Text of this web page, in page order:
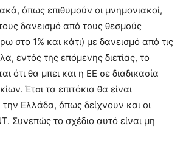
όπως επιθυμούν οι μνημονιακοί,
δανεισμό από τους θεσμούς
στο 1% και κάτι) με δανεισμό από τις
εντός της επόμενης διετίας, το
ότι θα μπει και η ΕΕ σε διαδικασία
Έτσι τα επιτόκια θα είναι
την Ελλάδα, όπως δείχνουν και οι
Συνεπώς το σχέδιο αυτό είναι μη